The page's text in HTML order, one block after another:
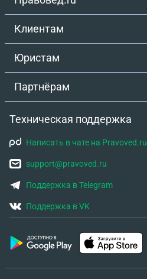
Клиентам
Юристам
Партнёрам
Техническая поддержка
Написать в чате на Pravoved.ru
support@pravoved.ru
Поддержка в Telegram
Поддержка в VK